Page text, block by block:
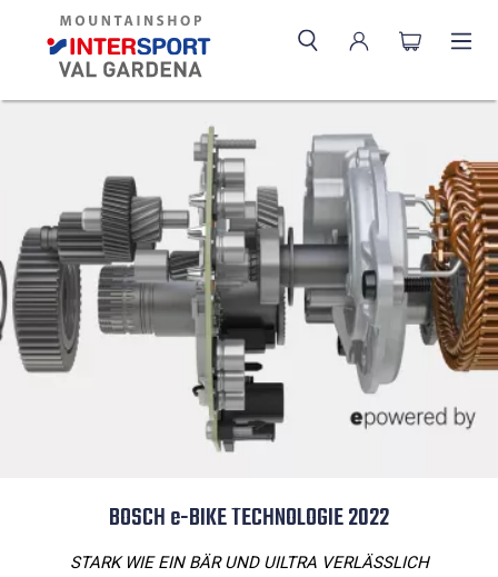
BOSCH e-BIKE TECHNOLOGIE 2022
STARK WIE EIN BÄR UND UILTRA VERLÄSSLICH